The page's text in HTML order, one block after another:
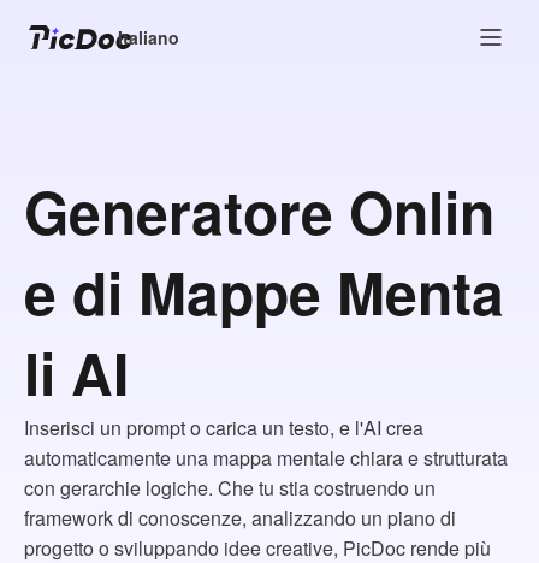
Italiano
Generatore Onlin
e di Mappe Menta
li AI
Inserisci un prompt o carica un testo, e l'AI crea
automaticamente una mappa mentale chiara e strutturata
con gerarchie logiche. Che tu stia costruendo un
framework di conoscenze, analizzando un piano di
progetto o sviluppando idee creative, PicDoc rende più